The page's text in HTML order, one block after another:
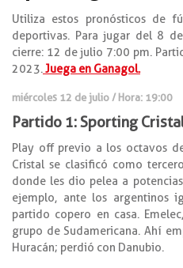
Utiliza estos pronósticos de
deportivas. Para jugar del 8
cierre: 12 de julio 7:00 pm.
2023. Juega en Ganagol.
miércoles 12 de julio / Hora: 19:00
Partido 1: Sporting
Play off previo a los octavos
Cristal se clasificó como
donde les dio pelea a
ejemplo, ante los argentinos
partido copero en casa.
grupo de Sudamericana. Ahí
Huracán; perdió con Danubio.